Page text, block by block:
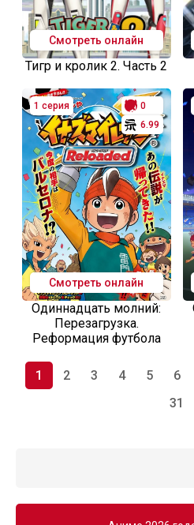
Смотреть онлайн
Тигр и кролик 2. Часть 2
1 серия
0
6.99
Смотреть онлайн
Одиннадцать молний:
Перезагрузка.
Реформация футбола
1 2 3 4 5 6
31